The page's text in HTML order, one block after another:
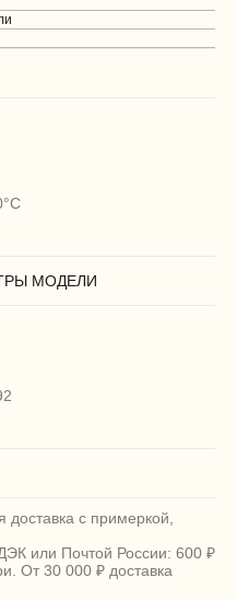
МОДЕЛИ
с примеркой,
или Почтой России: 600 ₽
От 30 000 ₽ доставка